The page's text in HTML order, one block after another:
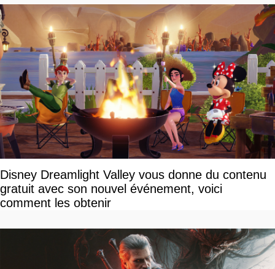
Disney Dreamlight Valley vous donne du contenu
gratuit avec son nouvel événement, voici
comment les obtenir